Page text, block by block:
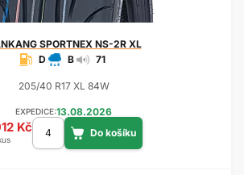
SPORTNEX NS-2R XL
D
B 71
205/40 R17 XL 84W
EXPEDICE:13.08.2026
Kč